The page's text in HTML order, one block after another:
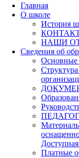
Главная
О школе
История
НАШИ
Сведения об
Основные
Доступная
Платные